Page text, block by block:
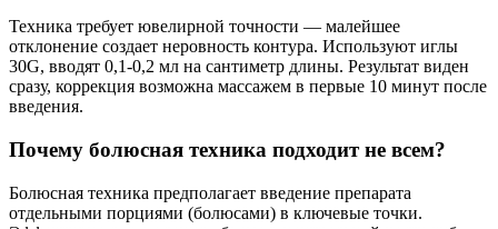
Техника требует ювелирной точности — малейшее
отклонение создает неровность контура. Используют иглы
30G, вводят 0,1-0,2 мл на сантиметр длины. Результат виден
сразу, коррекция возможна массажем в первые 10 минут после
введения.
Почему болюсная техника подходит не всем?
Болюсная техника предполагает введение препарата
отдельными порциями (болюсами) в ключевые точки.